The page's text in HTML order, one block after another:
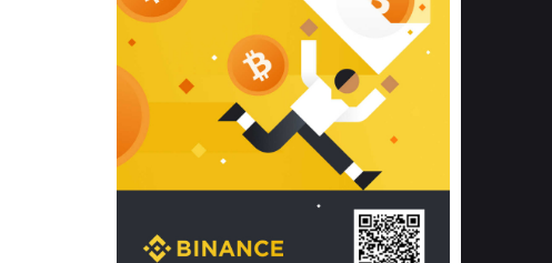
động của giấc ngủ và môi trường
phòng ngủ đối với sức khỏe con
người tại Sleep Foundation (External
Link) để có cái nhìn toàn diện hơn.
2. Các tiêu chí vàng khi lựa chọn
chăn ga gối đệm cao cấp cho phòng
ngủ
Để sở hữu một bộ chăn ga gối đệm
cao cấp hoàn hảo cả về thẩm mỹ lẫn
công năng, người tiêu dùng cần cân
nhắc kỹ lưỡng các tiêu chí quan trọng